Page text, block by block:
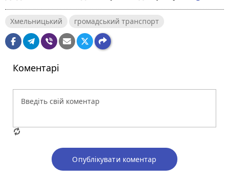
Хмельницький громадський транспорт
Коментарі
Опублікувати коментар